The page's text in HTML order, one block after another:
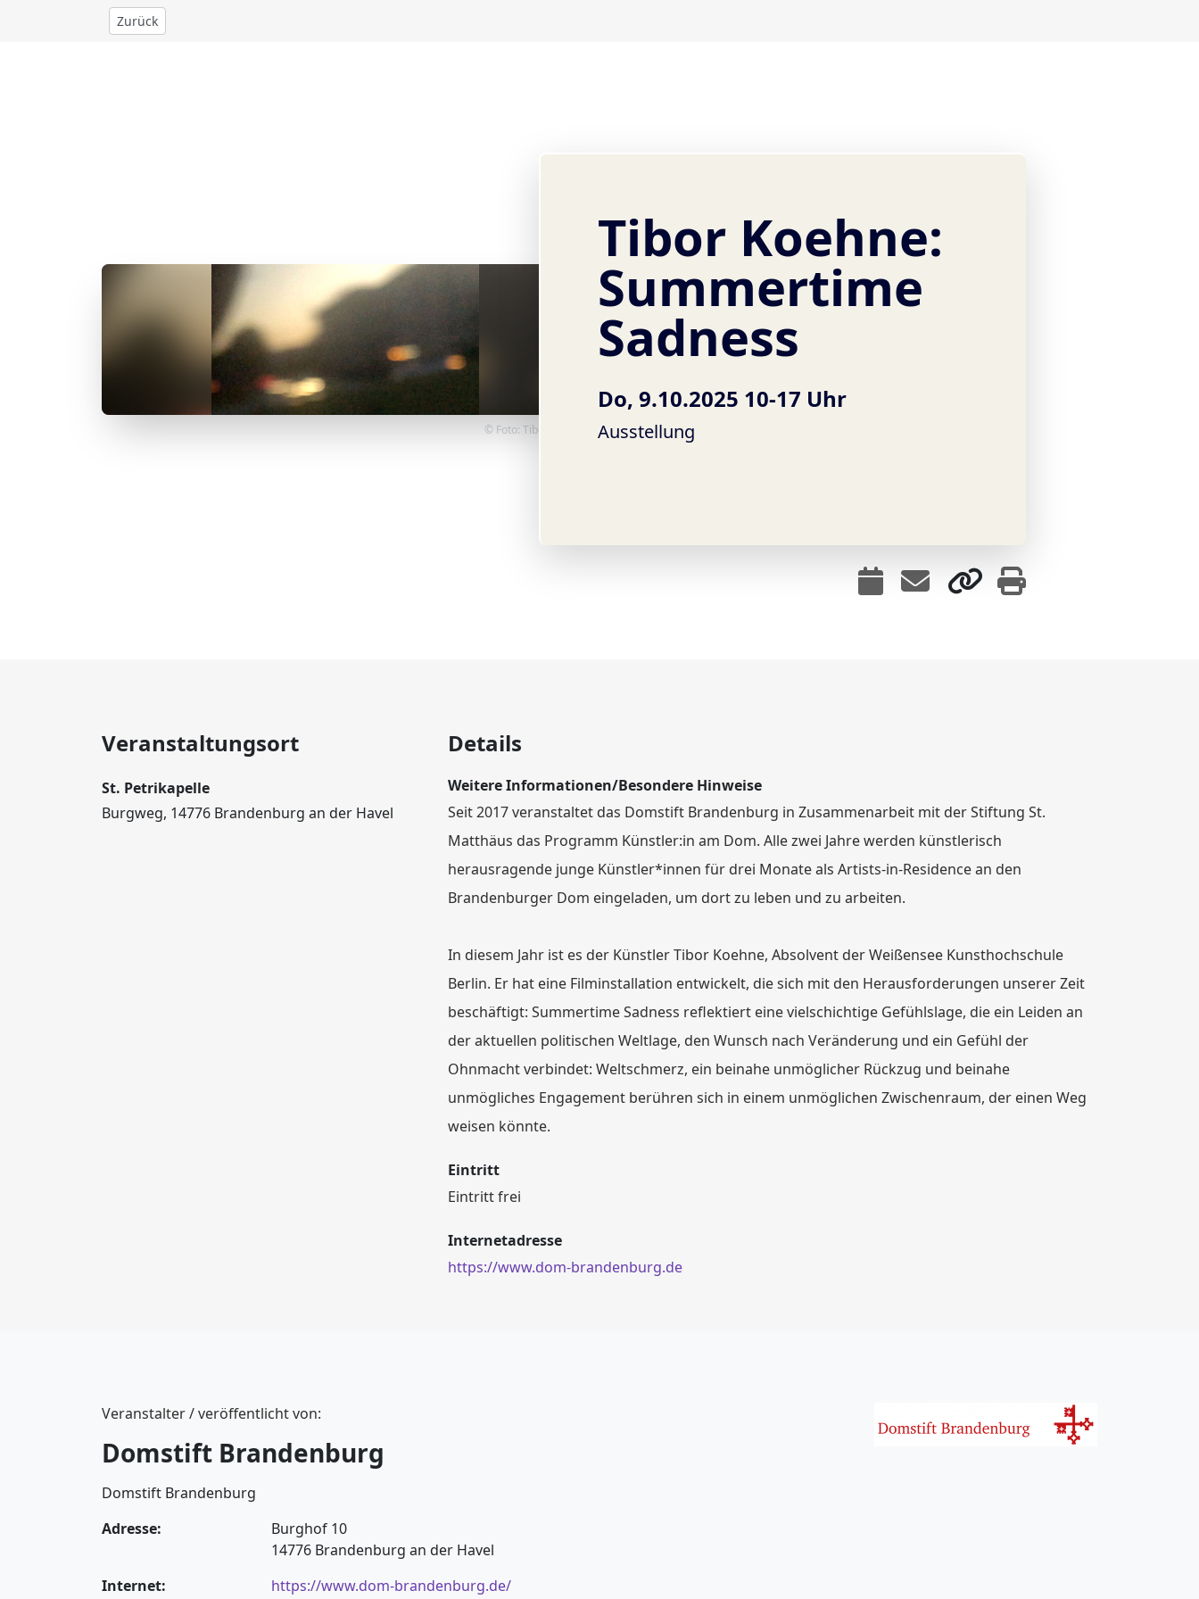
Zurück
© Foto: Tibor Koehne
Tibor Koehne:
Summertime
Sadness
Do, 9.10.2025 10-17 Uhr
Ausstellung
Veranstaltungsort
St. Petrikapelle
Burgweg, 14776 Brandenburg an der Havel
Details
Weitere Informationen/Besondere Hinweise
Seit 2017 veranstaltet das Domstift Brandenburg in Zusammenarbeit mit der Stiftung St.
Matthäus das Programm Künstler:in am Dom. Alle zwei Jahre werden künstlerisch
herausragende junge Künstler*innen für drei Monate als Artists-in-Residence an den
Brandenburger Dom eingeladen, um dort zu leben und zu arbeiten.
In diesem Jahr ist es der Künstler Tibor Koehne, Absolvent der Weißensee Kunsthochschule
Berlin. Er hat eine Filminstallation entwickelt, die sich mit den Herausforderungen unserer Zeit
beschäftigt: Summertime Sadness reflektiert eine vielschichtige Gefühlslage, die ein Leiden an
der aktuellen politischen Weltlage, den Wunsch nach Veränderung und ein Gefühl der
Ohnmacht verbindet: Weltschmerz, ein beinahe unmöglicher Rückzug und beinahe
unmögliches Engagement berühren sich in einem unmöglichen Zwischenraum, der einen Weg
weisen könnte.
Eintritt
Eintritt frei
Internetadresse
https://www.dom-brandenburg.de
Veranstalter / veröffentlicht von:
Domstift Brandenburg
Domstift Brandenburg
Adresse:
Burghof 10
14776 Brandenburg an der Havel
Internet:
https://www.dom-brandenburg.de/